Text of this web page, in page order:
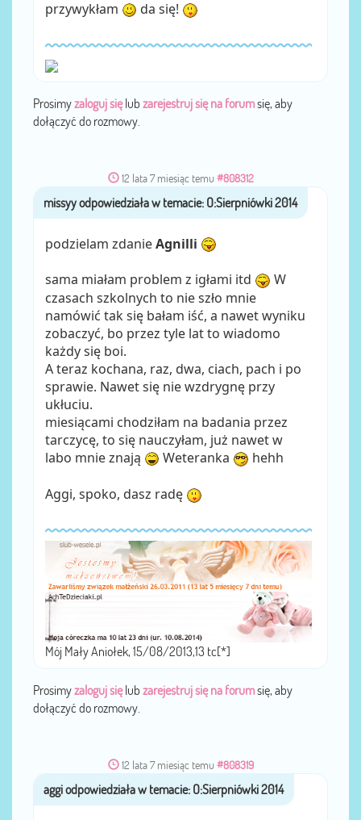
przywykłam
da się!
Prosimyzaloguj sięlub zarejestruj się na forumsię, aby
dołączyć do rozmowy.
12 lata 7 miesiąc temu #808312
przezmissyy
podzielam zdanieAgnilli
sama miałam problem z igłami itd
W
czasach szkolnych to nie szło mnie
namówić tak się bałam iść, a nawet wyniku
zobaczyć, bo przez tyle lat to wiadomo
każdy się boi.
A teraz kochana, raz, dwa, ciach, pach i po
sprawie. Nawet się nie wzdrygnę przy
ukłuciu.
miesiącami chodziłam na badania przez
tarczycę, to się nauczyłam, już nawet w
labo mnie znają
Weteranka hehh
Aggi, spoko, dasz radę
Mój Mały Aniołek, 15/08/2013,13 tc[*]
Prosimyzaloguj sięlub zarejestruj się na forumsię, aby
dołączyć do rozmowy.
12 lata 7 miesiąc temu #808319
przezaggi